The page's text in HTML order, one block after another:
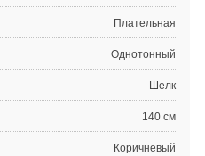
Плательная
Однотонный
Шелк
140 см
Коричневый